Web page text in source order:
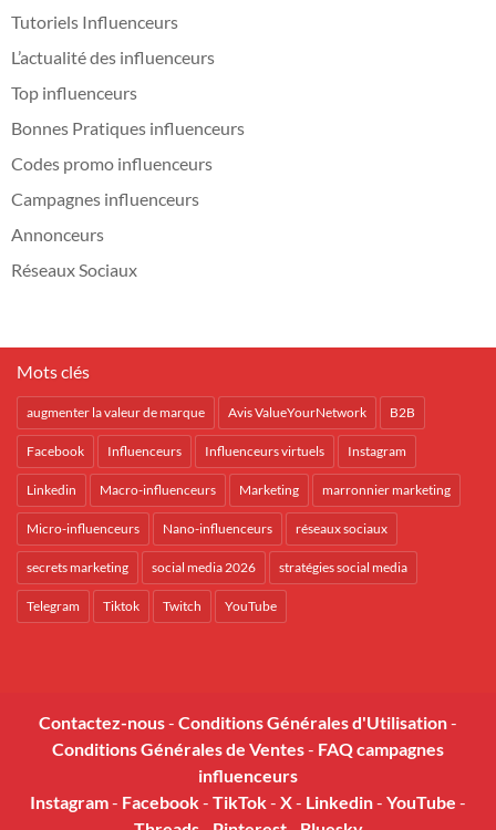
Tutoriels Influenceurs
L’actualité des influenceurs
Top influenceurs
Bonnes Pratiques influenceurs
Codes promo influenceurs
Campagnes influenceurs
Annonceurs
Réseaux Sociaux
Mots clés
augmenter la valeur de marque Avis ValueYourNetwork B2B
Facebook Influenceurs Influenceurs virtuels Instagram
Linkedin Macro-influenceurs Marketing marronnier marketing
Micro-influenceurs Nano-influenceurs réseaux sociaux
secrets marketing social media 2026 stratégies social media
Telegram Tiktok Twitch YouTube
Contactez-nous- Conditions Générales d'Utilisation-
Conditions Générales de Ventes- FAQ campagnes
influenceurs
Instagram- Facebook- TikTok- X- Linkedin- YouTube -